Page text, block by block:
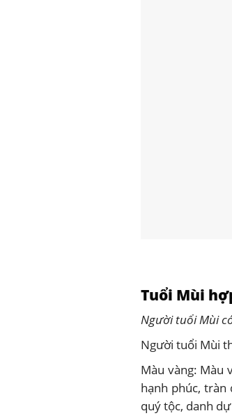
Tuổi Mùi
Người tuổi Mùi
Người tuổi Mùi
Màu vàng: Màu
hạnh phúc, tràn
quý tộc, danh